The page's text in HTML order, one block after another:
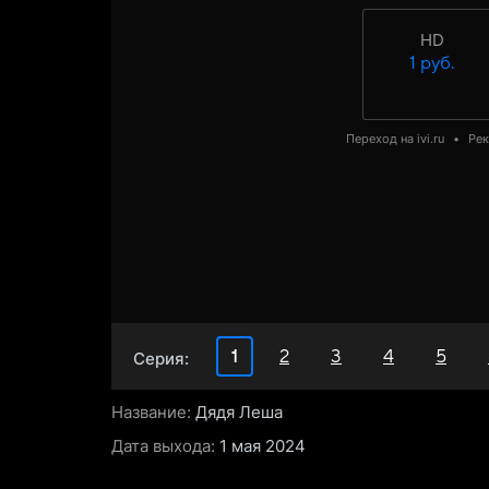
HD
1 руб.
Переход на ivi.ru •
Серия: 1 2 3 4 5
Название: Дядя Леша
Дата выхода: 1 мая 2024